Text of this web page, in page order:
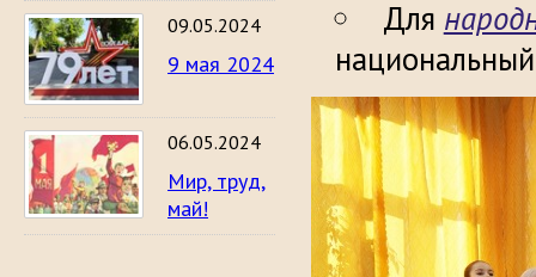
09.05.2024
9 мая 2024
06.05.2024
Мир, труд,
май!
Для